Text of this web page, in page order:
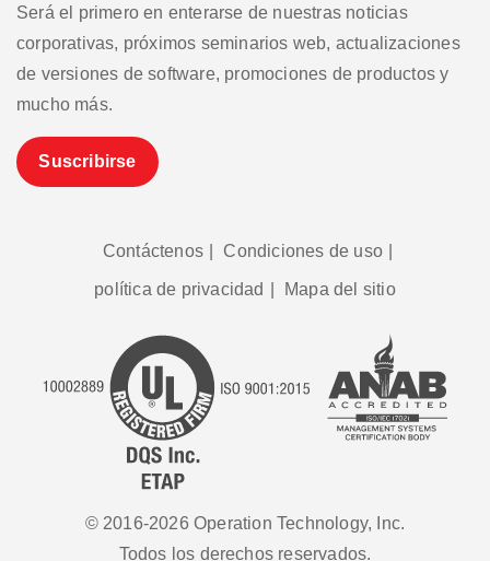
Será el primero en enterarse de nuestras noticias
corporativas, próximos seminarios web, actualizaciones
de versiones de software, promociones de productos y
mucho más.
Suscribirse
Contáctenos Condiciones de uso
política de privacidad Mapa del sitio
© 2016-2026 Operation Technology, Inc.
Todos los derechos reservados.